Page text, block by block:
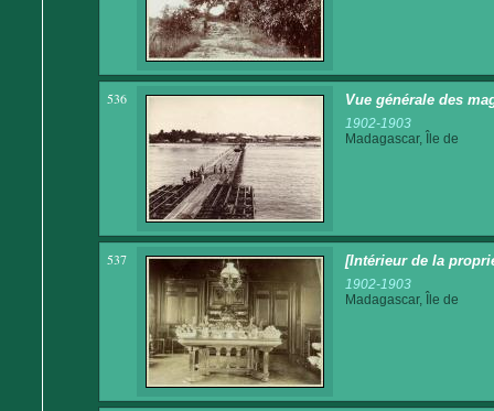
536 Vue générale des
1902-1903
Madagascar, Île de
537 [Intérieur de la
1902-1903
Madagascar, Île de